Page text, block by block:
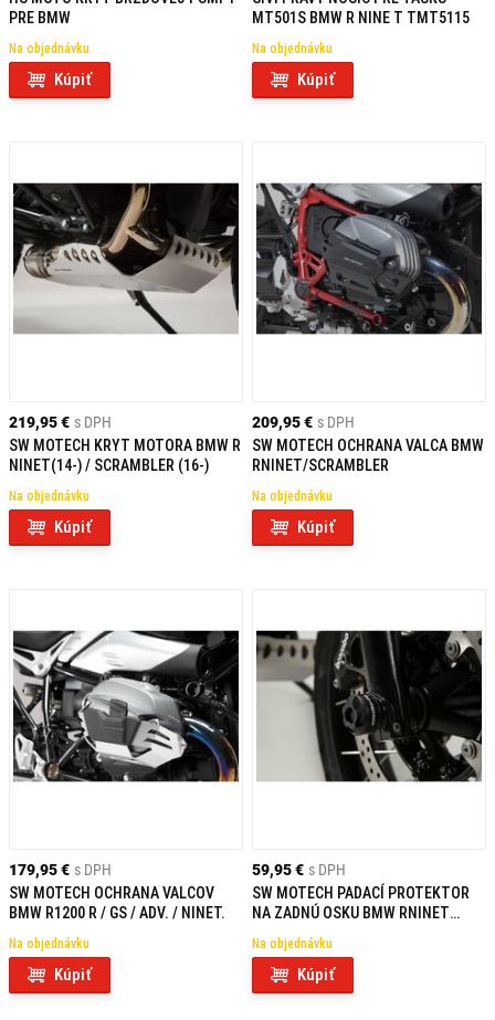
PRE BMW
Na objednávku
Kúpiť
MT501S BMW R NINE T TMT5115
Na objednávku
Kúpiť
219,95 € s DPH
SW MOTECH KRYT MOTORA BMW R
NINET(14-) / SCRAMBLER (16-)
Na objednávku
Kúpiť
209,95 € s DPH
SW MOTECH OCHRANA VALCA BMW
RNINET/SCRAMBLER
Na objednávku
Kúpiť
179,95 € s DPH
SW MOTECH OCHRANA VALCOV
BMW R1200 R / GS / ADV. / NINET.
Na objednávku
Kúpiť
59,95 € s DPH
SW MOTECH PADACÍ PROTEKTOR
NA ZADNÚ OSKU BMW RNINET
Na objednávku
Kúpiť